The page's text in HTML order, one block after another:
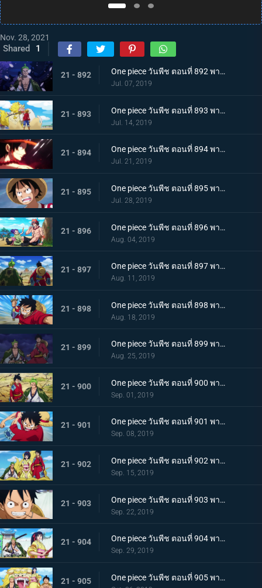
Nov. 28, 2021
Shared 1
21 - 892 One piece วันพีช ตอนที่ 892 พากย์ไทย แคว้นวาโนะคุนิ! สู่แคว้นแห่งซามูไร
Jul. 07, 2019
21 - 893 One piece วันพีช ตอนที่ 893 พากย์ไทย โอทามะปรากฏตัว ลูฟี่ vs ทหารไคโด!
Jul. 14, 2019
21 - 894 One piece วันพีช ตอนที่ 894 พากย์ไทย จะต้องมาแน่ๆ ตำนานเอสที่แคว้นวาโนะ!
Jul. 21, 2019
21 - 895 One piece วันพีช ตอนที่ 895 พากย์ไทย ตอนพิเศษ! นักล่าค่าหัวสุดแกร่ง ซีดอล
Jul. 28, 2019
21 - 896 One piece วันพีช ตอนที่ 896 พากย์ไทย ตอนพิเศษ! ศึกตัดสินระหว่างลูฟี่และเจ้าแห่งแก๊ส
Aug. 04, 2019
21 - 897 One piece วันพีช ตอนที่ 897 พากย์ไทย ช่วยโอทามะ หมวกฟางทะลวงฝ่าทุ่งรกร้าง!
Aug. 11, 2019
21 - 898 One piece วันพีช ตอนที่ 898 พากย์ไทย ดาราเด่น! จอมขมังเวทย์ฮอว์คินส์ออกโรง
Aug. 18, 2019
21 - 899 One piece วันพีช ตอนที่ 899 พากย์ไทย ความพ่ายแพ้ที่เลี่ยงไม่ได้ การโจมตีอย่างหนักของสตรอว์แมน!
Aug. 25, 2019
21 - 900 One piece วันพีช ตอนที่ 900 พากย์ไทย วันที่แสนจะสุดยอด โอทามะ และ ถั่วแดงต้ม
Sep. 01, 2019
21 - 901 One piece วันพีช ตอนที่ 901 พากย์ไทย บุกรังของศัตรู เมืองบาคุระที่เต็มไปด้วยเจ้าหน้าที่รัฐ!
Sep. 08, 2019
21 - 902 One piece วันพีช ตอนที่ 902 พากย์ไทย โยโกสุนะออกโรง อุราชิมะผู้ไร้เทียมทานผู้หมายปองโออิคุ!
Sep. 15, 2019
21 - 903 One piece วันพีช ตอนที่ 903 พากย์ไทย ตัดสินผลซูโม่ หมวกฟาง vs โยโกสุนะสุดแกร่ง!
Sep. 22, 2019
21 - 904 One piece วันพีช ตอนที่ 904 พากย์ไทย ลูฟี่เดือดจัด ช่วยทามะจากอันตราย!
Sep. 29, 2019
21 - 905 One piece วันพีช ตอนที่ 905 พากย์ไทย การชิงโอทามะคืน! ศึกอันดุเดือดกับโฮลด์เดม!